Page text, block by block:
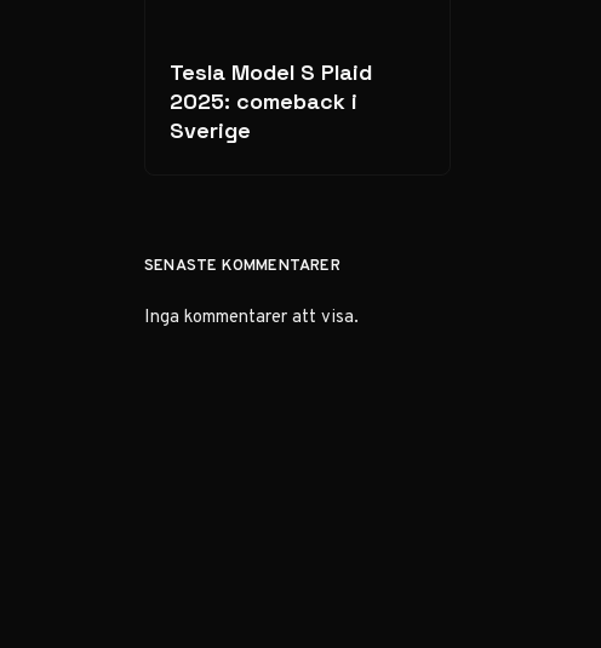
Tesla Model S Plaid
2025: comeback i
Sverige
SENASTE KOMMENTARER
Inga kommentarer att visa.